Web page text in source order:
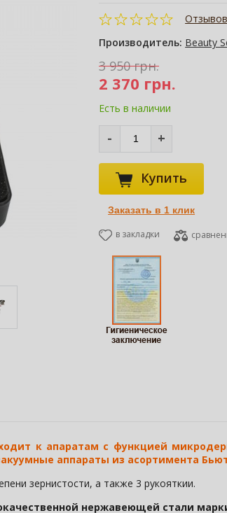
Производитель: Beauty
3 950 грн.
2 370 грн.
Есть в наличии
- +
Купить
в закладки
к апаратам с функцией
аппараты из асортимента
зернистости, а также 3 рукояткии.
нержавеющей стали